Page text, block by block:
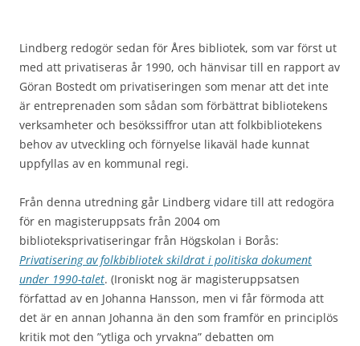
Lindberg redogör sedan för Åres bibliotek, som var först ut
med att privatiseras år 1990, och hänvisar till en rapport av
Göran Bostedt om privatiseringen som menar att det inte
är entreprenaden som sådan som förbättrat bibliotekens
verksamheter och besökssiffror utan att folkbibliotekens
behov av utveckling och förnyelse likaväl hade kunnat
uppfyllas av en kommunal regi.
Från denna utredning går Lindberg vidare till att redogöra
för en magisteruppsats från 2004 om
biblioteksprivatiseringar från Högskolan i Borås:
Privatisering av folkbibliotek skildrat i politiska dokument
under 1990-talet. (Ironiskt nog är magisteruppsatsen
författad av en Johanna Hansson, men vi får förmoda att
det är en annan Johanna än den som framför en principlös
kritik mot den ”ytliga och yrvakna” debatten om